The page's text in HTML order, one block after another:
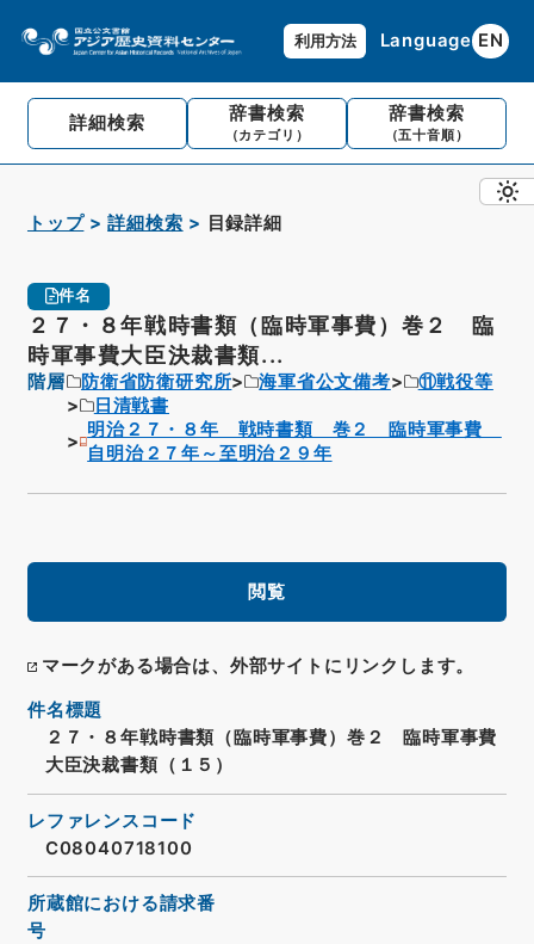
利用方法 Language EN
詳細検索 辞書検索
（カテゴリ）
辞書検索
（五十音順）
トップ 詳細検索 目録詳細
件名
２７・８年戦時書類（臨時軍事費）巻２ 臨
時軍事費大臣決裁書類...
階層 防衛省防衛研究所 海軍省公文備考
⑪戦役等
日清戦書
明治２７・８年 戦時書類 巻２ 臨時軍事費
自明治２７年～至明治２９年
閲覧
マークがある場合は、外部サイトにリンクします。
件名標題
２７・８年戦時書類（臨時軍事費）巻２ 臨時軍事費
大臣決裁書類（１５）
レファレンスコード
C08040718100
所蔵館における請求番
号